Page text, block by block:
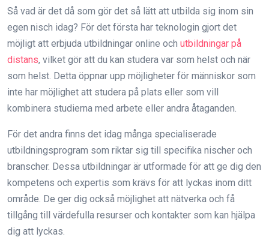
Så vad är det då som gör det så lätt att utbilda sig inom sin
egen nisch idag? För det första har teknologin gjort det
möjligt att erbjuda utbildningar online och utbildningar på
distans, vilket gör att du kan studera var som helst och när
som helst. Detta öppnar upp möjligheter för människor som
inte har möjlighet att studera på plats eller som vill
kombinera studierna med arbete eller andra åtaganden.
För det andra finns det idag många specialiserade
utbildningsprogram som riktar sig till specifika nischer och
branscher. Dessa utbildningar är utformade för att ge dig den
kompetens och expertis som krävs för att lyckas inom ditt
område. De ger dig också möjlighet att nätverka och få
tillgång till värdefulla resurser och kontakter som kan hjälpa
dig att lyckas.